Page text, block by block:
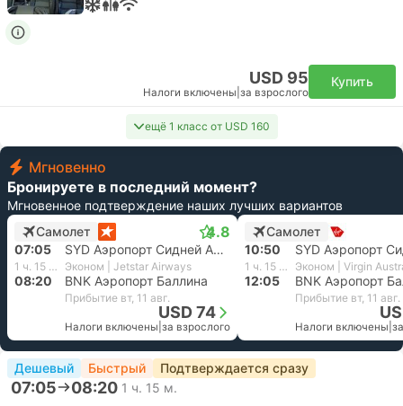
USD 95
Налоги включены за взрослого
Купить
ещё 1 класс от USD 160
Мгновенно
Бронируете в последний момент?
Мгновенное подтверждение наших лучших вариантов
Самолет
4.8
07:05 SYD Аэропорт Сидней Австралия
1 ч. 15 м. Эконом | Jetstar Airways
08:20 BNK Аэропорт Баллина
Прибытие вт, 11 авг.
USD 74
Налоги включены за взрослого
Самолет
10:50
1 ч. 15 м. Эконом | Virgin
12:05 BNK Аэропорт
Прибытие вт, 11 авг.
Налоги включены
Дешевый Быстрый Подтверждается сразу
07:05 08:20 1 ч. 15 м.